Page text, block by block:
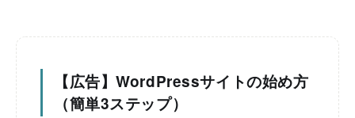
【広告】WordPressサイトの始め方
（簡単3ステップ）